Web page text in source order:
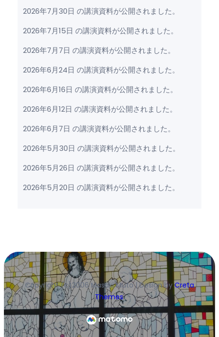
2026年7月30日 の講演資料が公開されました。
2026年7月15日 の講演資料が公開されました。
2026年7月7日 の講演資料が公開されました。
2026年6月24日 の講演資料が公開されました。
2026年6月16日 の講演資料が公開されました。
2026年6月12日 の講演資料が公開されました。
2026年6月7日 の講演資料が公開されました。
2026年5月30日 の講演資料が公開されました。
2026年5月26日 の講演資料が公開されました。
2026年5月20日 の講演資料が公開されました。
Copyright (c)2006 Masaki Muto | Design byCreta
Themes.